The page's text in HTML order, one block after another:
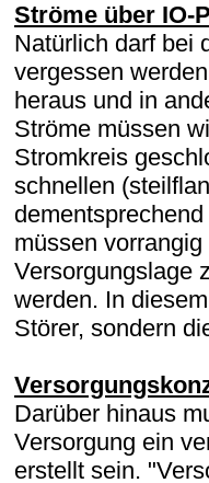
Ströme über IO-
Natürlich darf bei
vergessen
heraus und in
Ströme müssen
Stromkreis
schnellen
müssen
Versorgungslage
werden. In
Störer, sondern
Darüber hinaus
Versorgung ein
erstellt sein.